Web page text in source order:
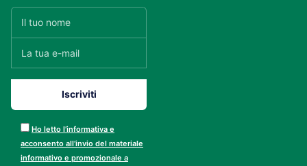
Ho letto l’informativa e
acconsento all’invio del materiale
informativo e promozionale a